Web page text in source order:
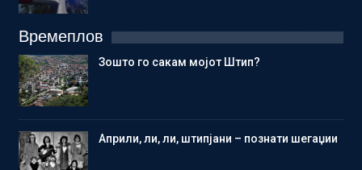
Времеплов
Зошто го сакам мојот Штип?
Aприли, ли, ли, штипјани – познати шегаџии